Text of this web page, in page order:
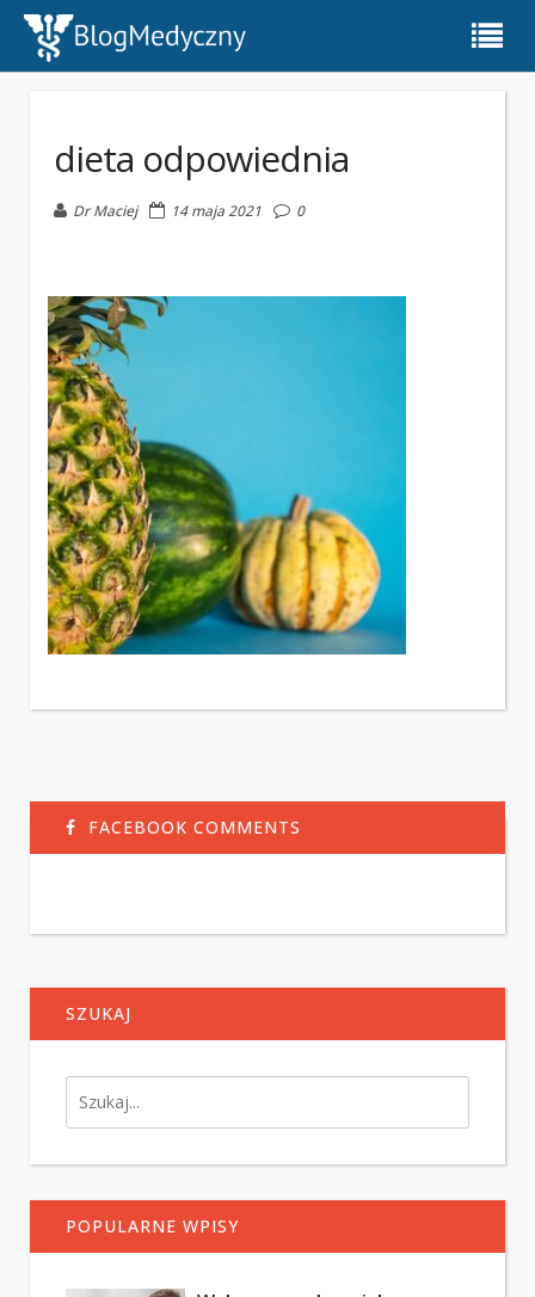
dieta odpowiednia
Dr Maciej 14 maja 2021 0
FACEBOOK COMMENTS
SZUKAJ
POPULARNE WPISY